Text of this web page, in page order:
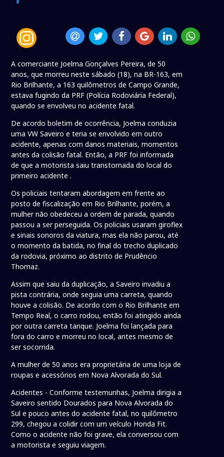
A comerciante Joelma Gonçalves Pereira, de 50
anos, que morreu neste sábado (18), na BR-163, em
Rio Brilhante, a 163 quilômetros de Campo Grande,
estava fugindo da PRF (Polícia Rodoviária Federal),
quando se envolveu no acidente fatal.
De acordo boletim de ocorrência, Joelma conduzia
uma VW Saveiro e teria se envolvido em outro
acidente, apenas com danos materiais, momentos
antes da colisão fatal. Então, a PRF foi informada
de que a motorista saiu transtornada do local do
primeiro acidente .
Os policiais tentaram abordagem em frente ao
posto de fiscalização em Rio Brilhante, porém, a
mulher não obedeceu a ordem de parada, quando
passou a ser perseguida. Os policiais usaram giroflex
e sinais sonoros da viatura, mas ela não parou, até
o momento da batida, no final do trecho duplicado
da rodovia, próximo ao distrito de Prudêncio
Thomaz.
Assim que saiu da duplicação, a Saveiro invadiu a
pista contrária, onde seguia uma carreta, quando
houve a colisão. De acordo com o Rio Brilhante em
Tempo Real, o carro rodou, então foi atingido ainda
por outra carreta tanque. Joelma foi lançada para
fora do carro e morreu no local, antes mesmo de
ser socorrida.
A mulher de 50 anos era proprietária de uma loja de
roupas e acessórios em Nova Alvorada do Sul.
Acidentes - Conforme testemunhas, Joelma dirigia a
Saveiro sentido Dourados para Nova Alvorada do
Sul e pouco antes do acidente fatal, no quilômetro
299, chegou a colidir com um veículo Honda Fit.
Como o acidente não foi grave, ela conversou com
a motorista e seguiu viagem.